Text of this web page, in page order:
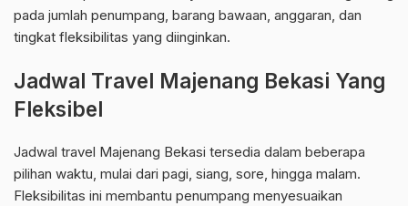
pada jumlah penumpang, barang bawaan, anggaran, dan
tingkat fleksibilitas yang diinginkan.
Jadwal Travel Majenang Bekasi Yang
Fleksibel
Jadwal travel Majenang Bekasi tersedia dalam beberapa
pilihan waktu, mulai dari pagi, siang, sore, hingga malam.
Fleksibilitas ini membantu penumpang menyesuaikan